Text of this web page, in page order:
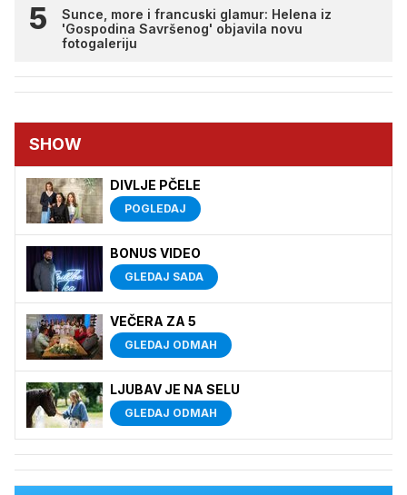
Sunce, more i francuski glamur: Helena iz
'Gospodina Savršenog' objavila novu
fotogaleriju
SHOW
DIVLJE PČELE
POGLEDAJ
BONUS VIDEO
GLEDAJ SADA
VEČERA ZA 5
GLEDAJ ODMAH
LJUBAV JE NA SELU
GLEDAJ ODMAH